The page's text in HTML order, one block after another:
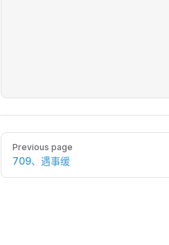
Pager
Previous page
709、遇事缓